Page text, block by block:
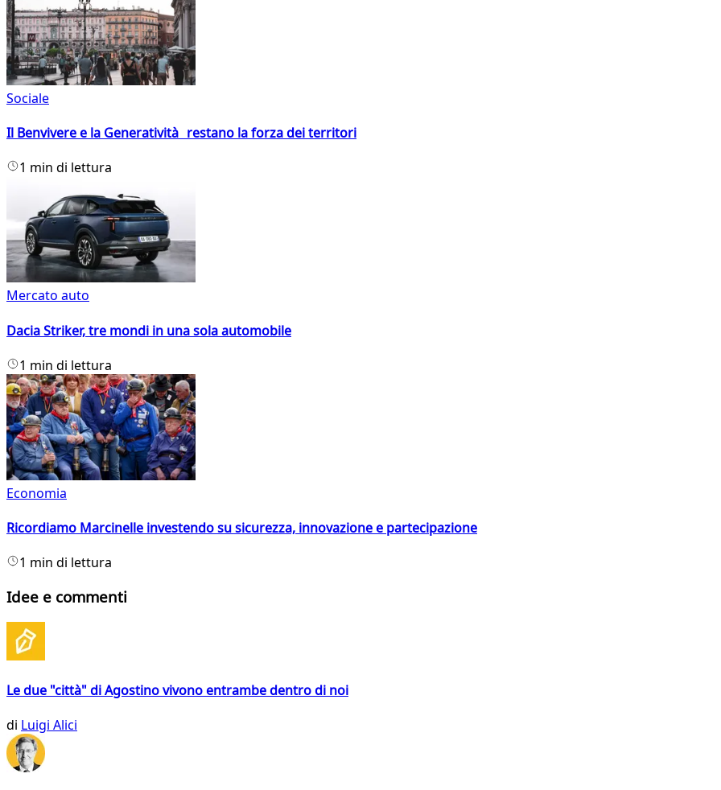
Sociale
Il Benvivere e la Generatività restano la forza dei territori
1 min di lettura
Mercato auto
Dacia Striker, tre mondi in una sola automobile
1 min di lettura
Economia
Ricordiamo Marcinelle investendo su sicurezza, innovazione e partecipazione
1 min di lettura
Idee e commenti
Le due "città" di Agostino vivono entrambe dentro di noi
di Luigi Alici